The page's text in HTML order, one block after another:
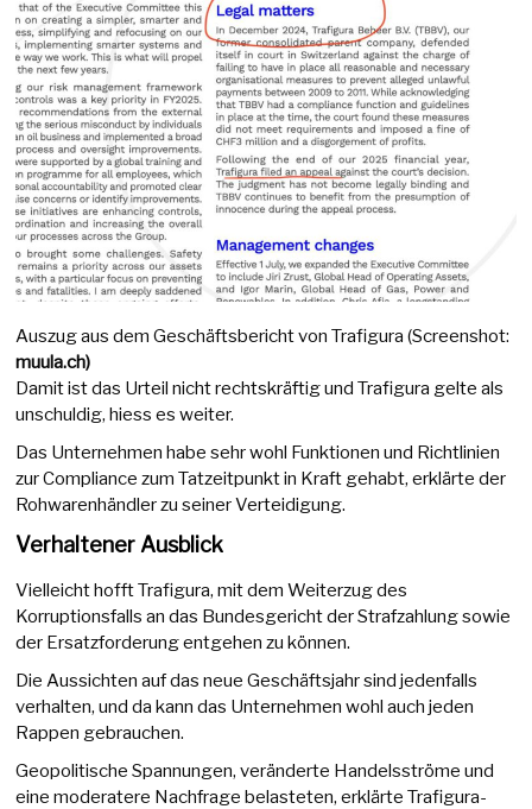
Auszug aus dem Geschäftsbericht von Trafigura (Screenshot:
muula.ch)
Damit ist das Urteil nicht rechtskräftig und Trafigura gelte als
unschuldig, hiess es weiter.
Das Unternehmen habe sehr wohl Funktionen und Richtlinien
zur Compliance zum Tatzeitpunkt in Kraft gehabt, erklärte der
Rohwarenhändler zu seiner Verteidigung.
Verhaltener Ausblick
Vielleicht hofft Trafigura, mit dem Weiterzug des
Korruptionsfalls an das Bundesgericht der Strafzahlung sowie
der Ersatzforderung entgehen zu können.
Die Aussichten auf das neue Geschäftsjahr sind jedenfalls
verhalten, und da kann das Unternehmen wohl auch jeden
Rappen gebrauchen.
Geopolitische Spannungen, veränderte Handelsströme und
eine moderatere Nachfrage belasteten, erklärte Trafigura-